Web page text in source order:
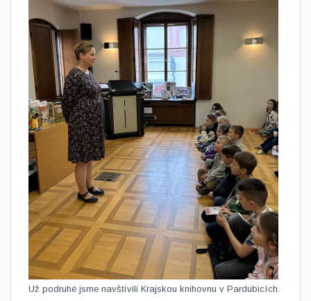
​Už podruhé jsme navštívili Krajskou knihovnu v Pardubicích.